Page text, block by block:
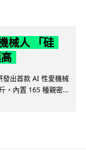
械人 「硅
出首款 AI 性愛機械
，內置 165 種親密...